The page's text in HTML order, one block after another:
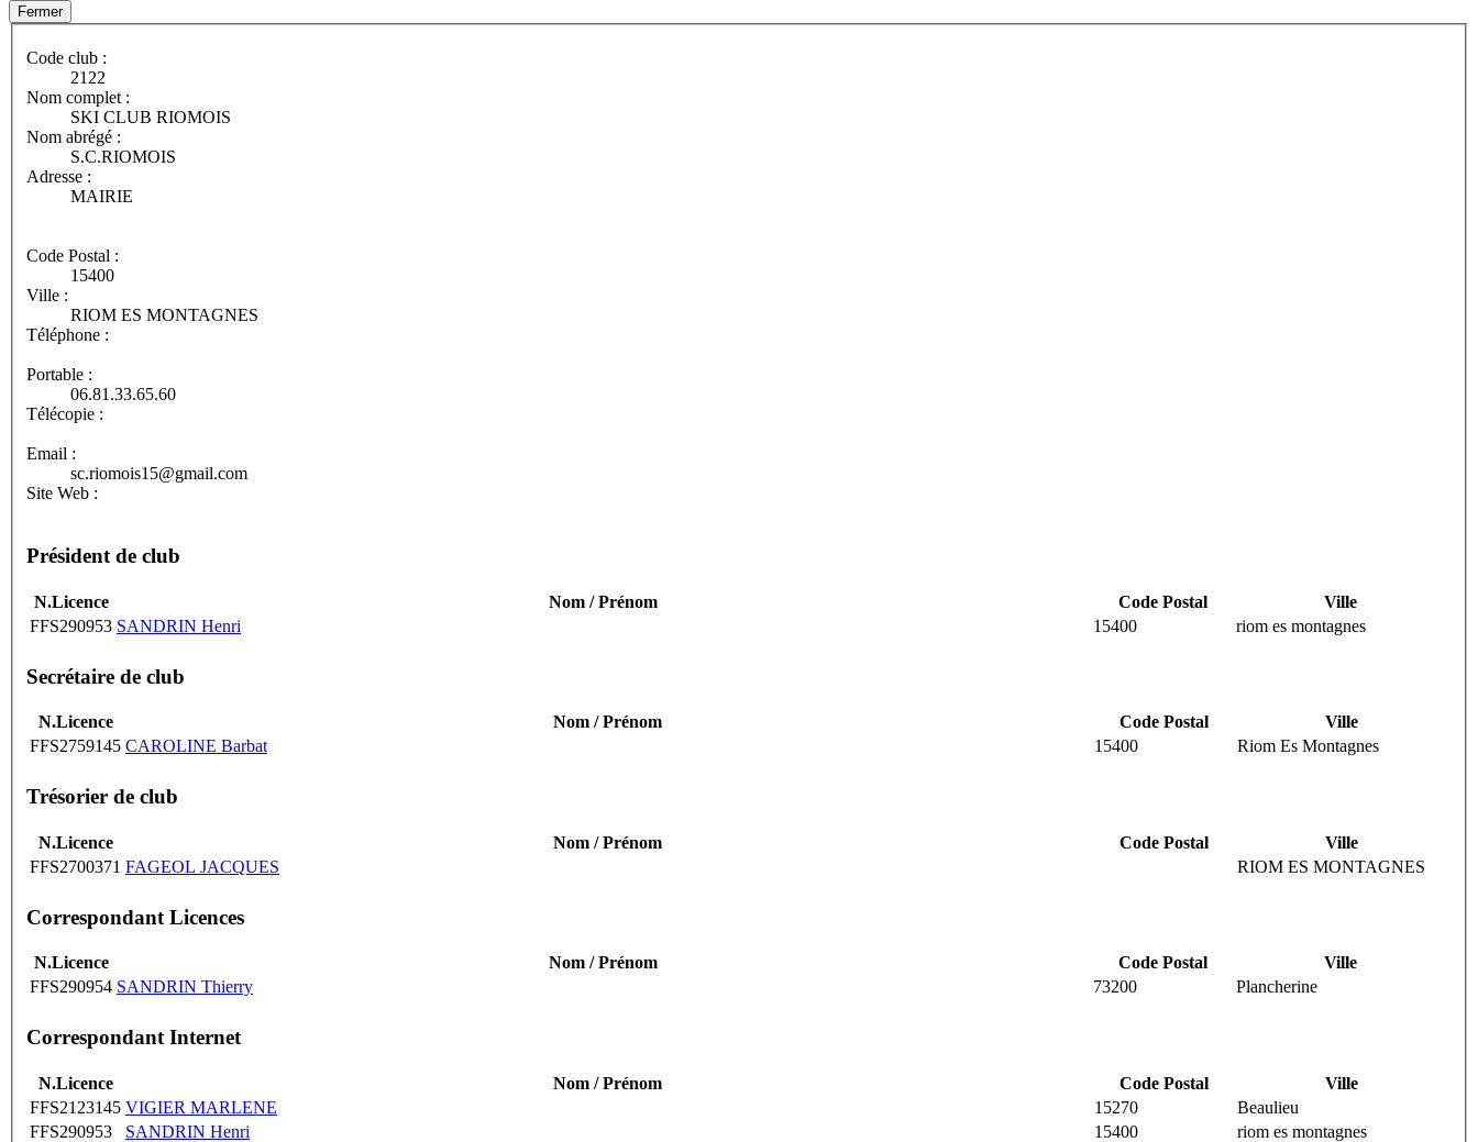
Fermer
Code club :
2122
Nom complet :
SKI CLUB RIOMOIS
Nom abrégé :
S.C.RIOMOIS
Adresse :
MAIRIE
Code Postal :
15400
Ville :
RIOM ES MONTAGNES
Téléphone :
Portable :
06.81.33.65.60
Télécopie :
Email :
sc.riomois15@gmail.com
Site Web :
Président de club
N.Licence Nom / Prénom Code Postal
Ville
FFS290953 SANDRIN Henri 15400 riom es montagnes
Secrétaire de club
N.Licence Nom / Prénom Code Postal
Ville
FFS2759145 CAROLINE Barbat 15400 Riom Es Montagnes
Trésorier de club
N.Licence Nom / Prénom Code Postal
Ville
FFS2700371 FAGEOL JACQUES RIOM ES MONTAGNES
Correspondant Licences
N.Licence Nom / Prénom Code Postal
Ville
FFS290954 SANDRIN Thierry 73200 Plancherine
Correspondant Internet
N.Licence Nom / Prénom Code Postal
Ville
FFS2123145 VIGIER MARLENE 15270
Beaulieu
FFS290953
SANDRIN Henri 15400
riom es montagnes